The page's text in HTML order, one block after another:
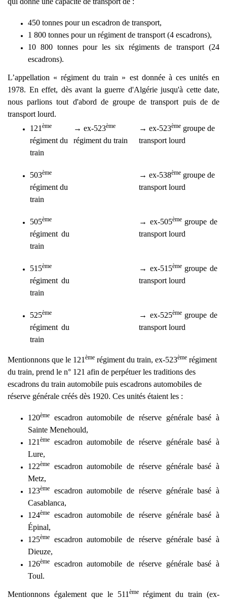
450 tonnes pour un escadron de transport,
1 800 tonnes pour un régiment de transport (4 escadrons),
10 800 tonnes pour les six régiments de transport (24
escadrons).
L’appellation « régiment du train » est donnée à ces unités en
1978. En effet, dès avant la guerre d'Algérie jusqu'à cette date,
nous parlions tout d'abord de groupe de transport puis de de
transport lourd.
121 ème
régiment du
train
→ ex-523ème
régiment du train
→ ex-523ème groupe de
transport lourd
503ème
régiment du
train
→ ex-538ème groupe de
transport lourd
505ème
régiment du
train
→ ex-505èmegroupe de
transport lourd
515ème
régiment du
train
→ ex-515èmegroupe de
transport lourd
525ème
régiment du
train
→ ex-525èmegroupe de
transport lourd
Mentionnons que le 121 ème régiment du train, ex-523ème régiment
du train, prend le n° 121 afin de perpétuer les traditions des
escadrons du train automobile puis escadrons automobiles de
réserve générale créés dès 1920. Ces unités étaient les :
120ème
escadron automobile de réserve générale basé à
Sainte Menehould,
121 ème
escadron automobile de réserve générale basé à
Lure,
122ème escadron automobile de réserve générale basé à
Metz,
123ème escadron automobile de réserve générale basé à
Casablanca,
124ème escadron automobile de réserve générale basé à
Épinal,
125ème escadron automobile de réserve générale basé à
Dieuze,
126ème escadron automobile de réserve générale basé à
Toul.
Mentionnons également que le 511 èmerégiment du train (ex-